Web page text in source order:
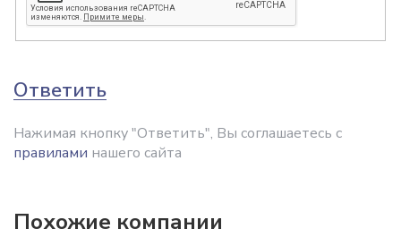
Ответить
Нажимая кнопку "Ответить", Вы соглашаетесь с
правилами нашего сайта
Похожие компании